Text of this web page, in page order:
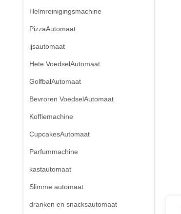
Helmreinigingsmachine
PizzaAutomaat
ijsautomaat
Hete VoedselAutomaat
GolfbalAutomaat
Bevroren VoedselAutomaat
Koffiemachine
CupcakesAutomaat
Parfummachine
kastautomaat
Slimme automaat
dranken en snacksautomaat